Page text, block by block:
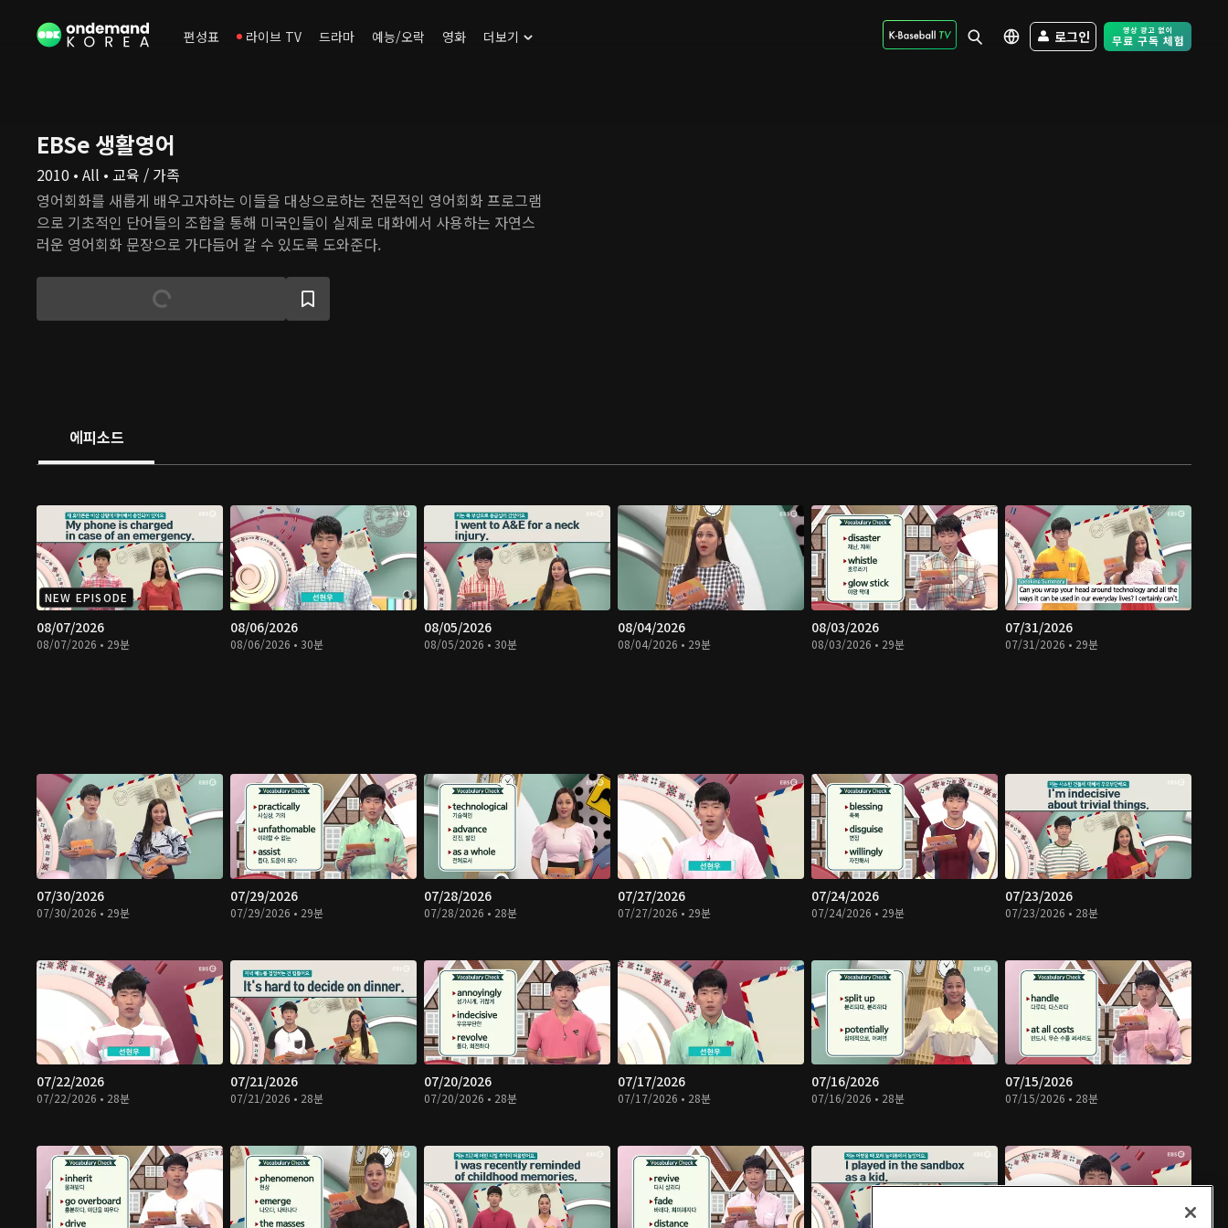
편성표 라이브 TV 드라마 예능/오락 영화 더보기 로그인 Free Trial -
EBSe 생활영어
2010 • All • 교육 / 가족
영어회화를 새롭게 배우고자하는 이들을 대상으로하는 전문적인 영어회화 프로그램
으로 기초적인 단어들의 조합을 통해 미국인들이 실제로 대화에서 사용하는 자연스
러운 영어회화 문장으로 가다듬어 갈 수 있도록 도와준다.
에피소드
NEW EPISODE
08/07/2026
08/07/2026 • 29분
08/06/2026
08/06/2026 • 30분
08/05/2026
08/05/2026 • 30분
08/04/2026
08/04/2026 • 29분
08/03/2026
08/03/2026 • 29분
07/31/2026
07/31/2026 • 29분
07/30/2026
07/30/2026 • 29분
07/29/2026
07/29/2026 • 29분
07/28/2026
07/28/2026 • 28분
07/27/2026
07/27/2026 • 29분
07/24/2026
07/24/2026 • 29분
07/23/2026
07/23/2026 • 28분
07/22/2026
07/22/2026 • 28분
07/21/2026
07/21/2026 • 28분
07/20/2026
07/20/2026 • 28분
07/17/2026
07/17/2026 • 28분
07/16/2026
07/16/2026 • 28분
07/15/2026
07/15/2026 • 28분